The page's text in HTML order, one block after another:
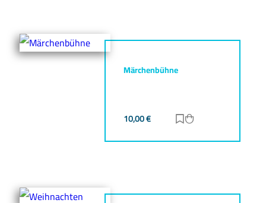
Märchenbühne
10,00€ Zur Merkliste